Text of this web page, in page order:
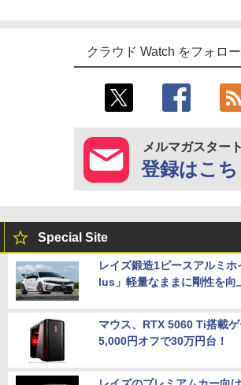
クラウド Watch をフォロ
メルマガスター
登録はこち
Special Site
レイズ鍛造1ピースアルミ
lus」軽量なままに剛性を向
マウス、RTX 5060 Ti搭載
5,000円オフで30万円台！